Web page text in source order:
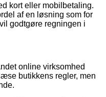
kort eller mobilbetaling.
af en løsning som for
godtgøre regningen i
online virksomhed
butikkens regler, men